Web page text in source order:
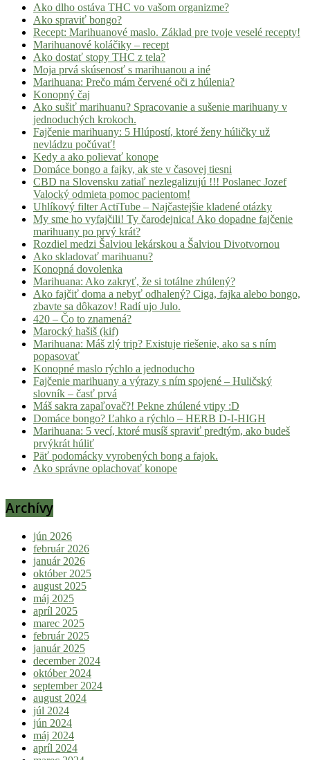
Ako dlho ostáva THC vo vašom organizme?
Ako spraviť bongo?
Recept: Marihuanové maslo. Základ pre tvoje veselé recepty!
Marihuanové koláčiky – recept
Ako dostať stopy THC z tela?
Moja prvá skúsenosť s marihuanou a iné
Marihuana: Prečo mám červené oči z húlenia?
Konopný čaj
Ako sušiť marihuanu? Spracovanie a sušenie marihuany v
jednoduchých krokoch.
Fajčenie marihuany: 5 Hlúpostí, ktoré ženy húličky už
nevládzu počúvať!
Kedy a ako polievať konope
Domáce bongo a fajky, ak ste v časovej tiesni
CBD na Slovensku zatiaľ nezlegalizujú !!! Poslanec Jozef
Valocký odmieta pomoc pacientom!
Uhlíkový filter ActiTube – Najčastejšie kladené otázky
My sme ho vyfajčili! Ty čarodejnica! Ako dopadne fajčenie
marihuany po prvý krát?
Rozdiel medzi Šalviou lekárskou a Šalviou Divotvornou
Ako skladovať marihuanu?
Konopná dovolenka
Marihuana: Ako zakryť, že si totálne zhúlený?
Ako fajčiť doma a nebyť odhalený? Ciga, fajka alebo bongo,
zbavte sa dôkazov! Radí ujo Julo.
420 – Čo to znamená?
Marocký hašiš (kif)
Marihuana: Máš zlý trip? Existuje riešenie, ako sa s ním
popasovať
Konopné maslo rýchlo a jednoducho
Fajčenie marihuany a výrazy s ním spojené – Huličský
slovník – časť prvá
Máš sakra zapaľovač?! Pekne zhúlené vtipy :D
Domáce bongo? Ľahko a rýchlo – HERB D-I-HIGH
Marihuana: 5 vecí, ktoré musíš spraviť predtým, ako budeš
prvýkrát húliť
Päť podomácky vyrobených bong a fajok.
Ako správne oplachovať konope
Archívy
jún 2026
február 2026
január 2026
október 2025
august 2025
máj 2025
apríl 2025
marec 2025
február 2025
január 2025
december 2024
október 2024
september 2024
august 2024
júl 2024
jún 2024
máj 2024
apríl 2024